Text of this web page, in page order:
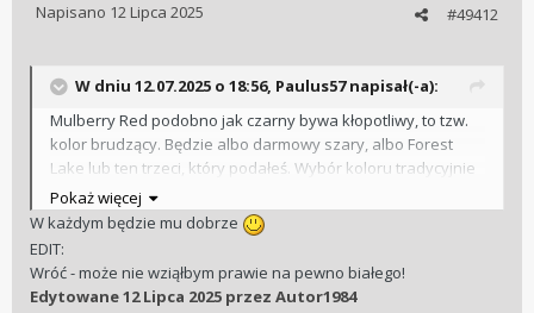
#49412
Napisano 12 Lipca 2025
W dniu 12.07.2025 o 18:56, Paulus57napisał(-a):
Mulberry Red podobno jak czarny bywa kłopotliwy, to tzw.
kolor brudzący. Będzie albo darmowy szary, albo Forest
Lake lub ten trzeci, który podałeś. Wybór koloru tradycyjnie
pozostawiam żonie. Tak tu nas zwykle bywa, ja wybieram
tylko markę i model.
Pokaż więcej
W każdym będzie mu dobrze
EDIT:
Wróć - może nie wziąłbym prawie na pewno białego!
Edytowane12 Lipca 2025 przez Autor1984